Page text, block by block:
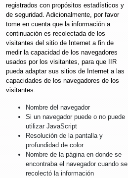
registrados con propósitos estadísticos y
de seguridad. Adicionalmente, por favor
tome en cuenta que la información a
continuación es recolectada de los
visitantes del sitio de Internet a fin de
medir la capacidad de los navegadores
usados por los visitantes, para que IIR
pueda adaptar sus sitios de Internet a las
capacidades de los navegadores de los
visitantes:
Nombre del navegador
Si un navegador puede o no puede
utilizar JavaScript
Resolución de la pantalla y
profundidad de color
Nombre de la página en donde se
encontraba el navegador cuando se
recolectó la información